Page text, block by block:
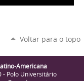
Voltar para o topo
Americana
- Polo Universitário